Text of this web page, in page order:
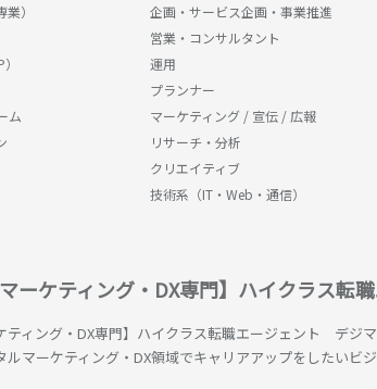
）
ム
企画・サービス企画・事業推進
営業・コンサルタント
運用
プランナー
マーケティング / 宣伝 / 広報
リサーチ・分析
クリエイティブ
技術系（IT・Web・通信）
マーケティング・DX専門】ハイクラス
ティング・DX専門】ハイクラス転職エージェント デジ
マーケティング・DX領域でキャリアアップをしたい